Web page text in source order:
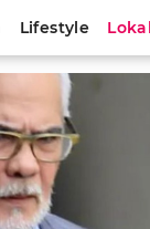
Lifestyle Lokal